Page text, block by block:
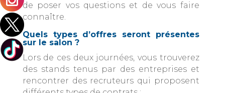
de poser vos questions et de vous faire
connaître.
Quels types d’offres seront présentes
sur le salon ?
Lors de ces deux journées, vous trouverez
des stands tenus par des entreprises et
rencontrer des recruteurs qui proposent